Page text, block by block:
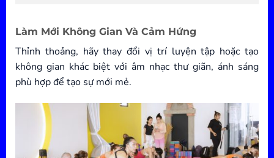
Làm Mới Không Gian Và Cảm Hứng
Thỉnh thoảng, hãy thay đổi vị trí luyện tập hoặc tạo
không gian khác biệt với âm nhạc thư giãn, ánh sáng
phù hợp để tạo sự mới mẻ.